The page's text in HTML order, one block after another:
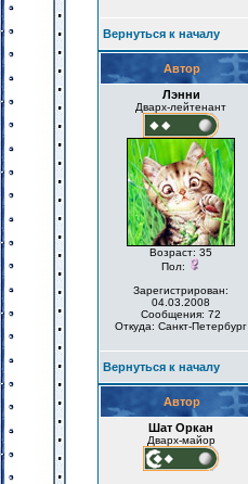
Вернуться к началу
Автор
Лэнни
Дварх-лейтенант
Возраст: 35
Пол:
Зарегистрирован:
04.03.2008
Сообщения: 72
Откуда: Санкт-Петербург
Вернуться к началу
Автор
Шат Оркан
Дварх-майор